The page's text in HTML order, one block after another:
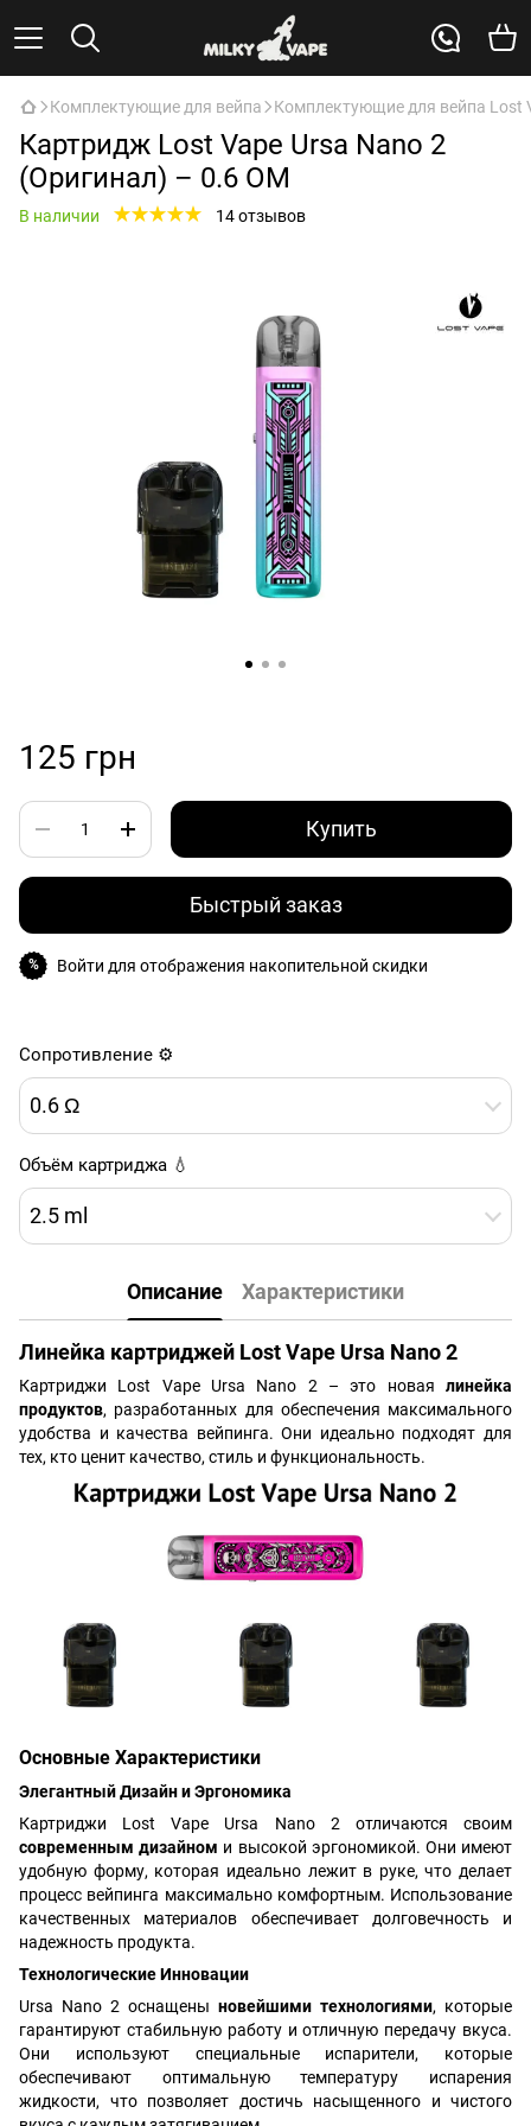
Комплектующие для вейпа Комплектующие для вейпа Lost
Картридж Lost Vape Ursa Nano 2
(Оригинал) – 0.6 ОМ
В наличии 14 отзывов
125 грн
Купить
Быстрый заказ
% Войти для отображения накопительной скидки
Сопротивление ⚙️
0.6 Ω
Объём картриджа 💧
2.5 ml
Описание Характеристики
Линейка картриджей Lost Vape Ursa Nano 2
Картриджи Lost Vape Ursa Nano 2 – это новая линейка
продуктов, разработанных для обеспечения максимального
удобства и качества вейпинга. Они идеально подходят для
тех, кто ценит качество, стиль и функциональность.
Основные Характеристики
Элегантный Дизайн и Эргономика
Картриджи Lost Vape Ursa Nano 2 отличаются своим
современным дизайном и высокой эргономикой. Они имеют
удобную форму, которая идеально лежит в руке, что делает
процесс вейпинга максимально комфортным. Использование
качественных материалов обеспечивает долговечность и
надежность продукта.
Технологические Инновации
Ursa Nano 2 оснащены новейшими технологиями, которые
гарантируют стабильную работу и отличную передачу вкуса.
Они используют специальные испарители, которые
обеспечивают оптимальную температуру испарения
жидкости, что позволяет достичь насыщенного и чистого